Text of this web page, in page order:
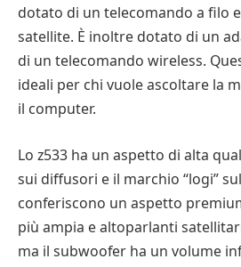
dotato di un telecomando a filo
satellite. È inoltre dotato di un
di un telecomando wireless.
ideali per chi vuole ascoltare la
il computer.
Lo z533 ha un aspetto di alta
sui diffusori e il marchio “logi”
conferiscono un aspetto
più ampia e altoparlanti
ma il subwoofer ha un volume